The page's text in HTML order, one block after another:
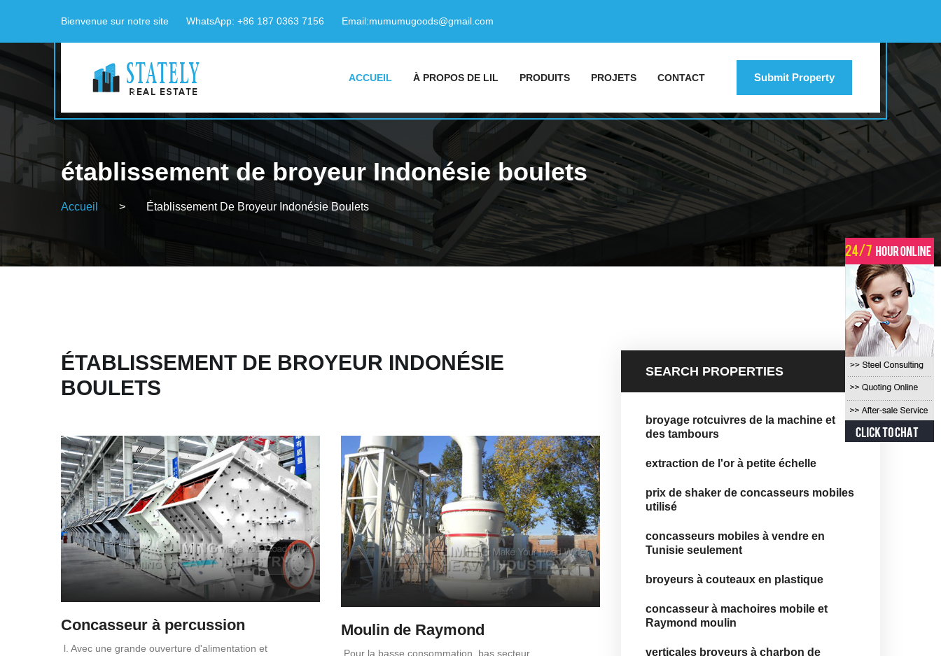
Bienvenue sur notre site WhatsApp: +86 187 0363 7156 Email:mumumugoods@gmail.com
ACCUEIL À PROPOS DE LIL PRODUITS PROJETS CONTACT Submit Property
établissement de broyeur Indonésie boulets
Accueil > Établissement De Broyeur Indonésie Boulets
ÉTABLISSEMENT DE BROYEUR INDONÉSIE
BOULETS
Concasseur à percussion
l. Avec une grande ouverture d'alimentation et
Moulin de Raymond
Pour la basse consommation, bas secteur
SEARCH PROPERTIES
broyage rotcuivres de la machine et
des tambours
extraction de l'or à petite échelle
prix de shaker de concasseurs mobiles
utilisé
concasseurs mobiles à vendre en
Tunisie seulement
broyeurs à couteaux en plastique
concasseur à machoires mobile et
Raymond moulin
verticales broyeurs à charbon de